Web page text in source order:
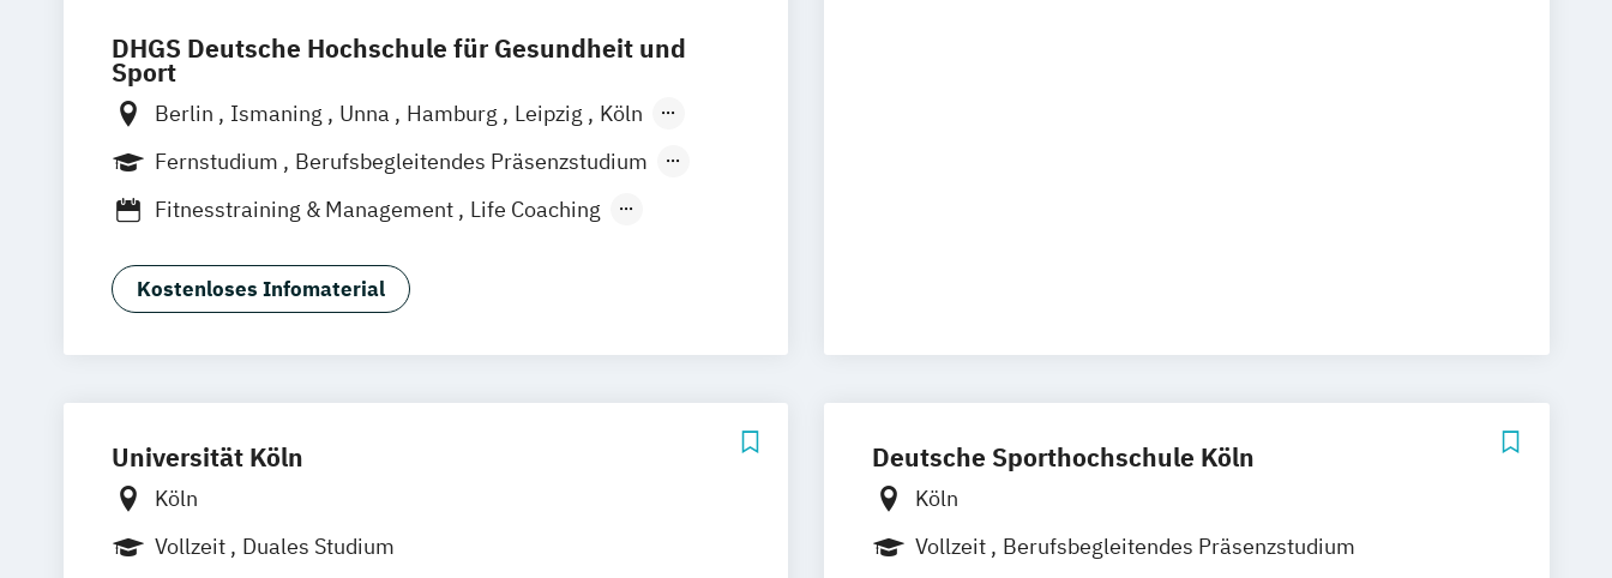
DHGS Deutsche Hochschule für Gesundheit und
Sport
Berlin Ismaning Unna Hamburg Leipzig
Köln
Frankfurt
Mannheim Stuttgart Wien
Innsbruck
Fernstudium
Berufsbegleitendes Präsenzstudium
Duales Studium Vollzeit
Fitnesstraining & Management
Life Coaching
Physiotherapie
Positive Psychologie & Coaching
Psychologie
Kostenloses Infomaterial
Universität Köln
Köln
Vollzeit
Duales Studium
Deutsche Sporthochschule Köln
Köln
Vollzeit
Berufsbegleitendes Präsenzstudium